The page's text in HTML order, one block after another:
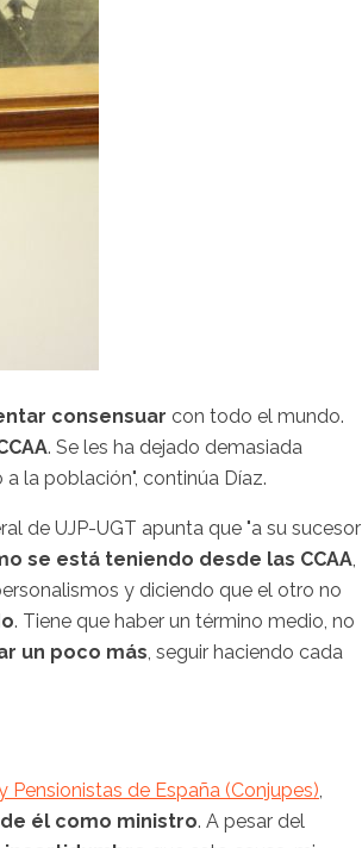
consensuar con todo el mundo.
. Se les ha dejado demasiada
la población", continúa Díaz.
de UJP-UGT apunta que "a su sucesor
se está teniendo desde las CCAA
y diciendo que el otro no
. Tiene que haber un término medio, no
un poco más , seguir haciendo cada
de España (Conjupes)
él como ministro. A pesar del